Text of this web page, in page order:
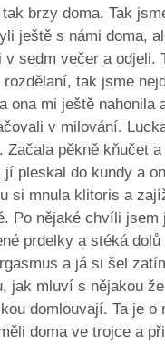
brzy doma. Tak
ještě s námi doma,
sedm večer a odjeli.
tak jsme
mi ještě nahonila
v milování.
pěkně kňučet
pleskal do kundy a
si mnula klitoris a
Po nějaké chvíli
prdelky a stéká
a já si šel
jak mluví s nějakou
domlouvají. Ta je
doma ve trojce a